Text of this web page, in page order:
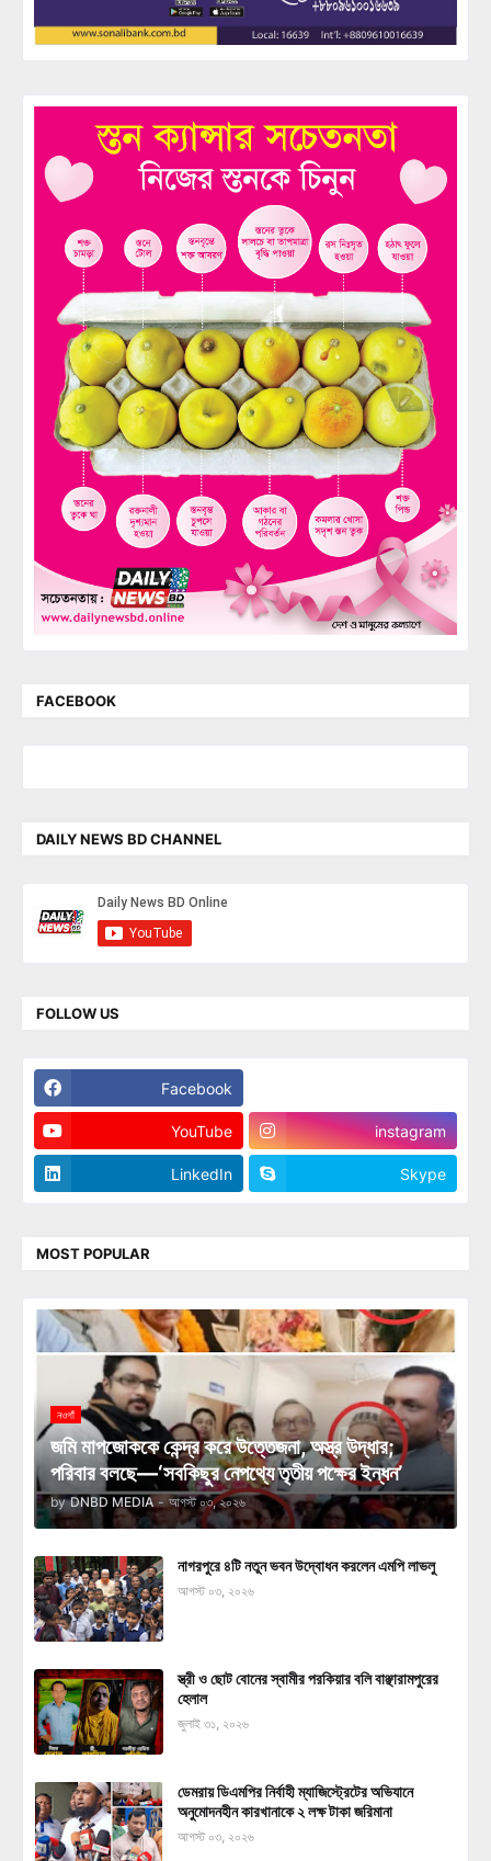
FACEBOOK
DAILY NEWS BD CHANNEL
FOLLOW US
Facebook
YouTube instagram
LinkedIn Skype
MOST POPULAR
নওগাঁ
জমি মাপজোককে কেন্দ্র করে উত্তেজনা, অস্ত্র উদ্ধার;
পরিবার বলছে—‘সবকিছুর নেপথ্যে তৃতীয় পক্ষের ইন্ধন’
by DNBD MEDIA - আগস্ট ০৩, ২০২৬
নাগরপুরে ৪টি নতুন ভবন উদ্বোধন করলেন এমপি লাভলু
আগস্ট ০৩, ২০২৬
স্ত্রী ও ছোট বোনের স্বামীর পরকিয়ার বলি বাঞ্ছারামপুরের
হেলাল
জুলাই ৩১, ২০২৬
ডেমরায় ডিএমপির নির্বাহী ম্যাজিস্ট্রেটের অভিযানে
অনুমোদনহীন কারখানাকে ২ লক্ষ টাকা জরিমানা
আগস্ট ০৩, ২০২৬